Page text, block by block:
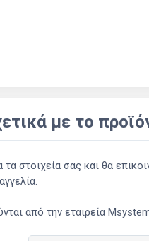
με το
στοιχεία σας και θα
από την εταιρεία